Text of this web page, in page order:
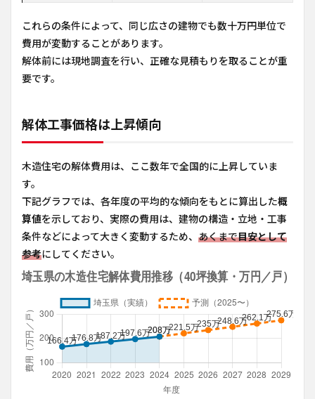
これらの条件によって、同じ広さの建物でも数十万円単位で
費用が変動することがあります。
解体前には現地調査を行い、正確な見積もりを取ることが重
要です。
解体工事価格は上昇傾向
木造住宅の解体費用は、ここ数年で全国的に上昇していま
す。
下記グラフでは、各年度の平均的な傾向をもとに算出した概
算値を示しており、実際の費用は、建物の構造・立地・工事
条件などによって大きく変動するため、 あくまで目安として
参考にしてください。